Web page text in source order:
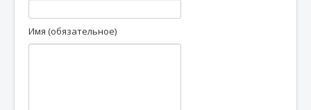
Имя (обязательное)